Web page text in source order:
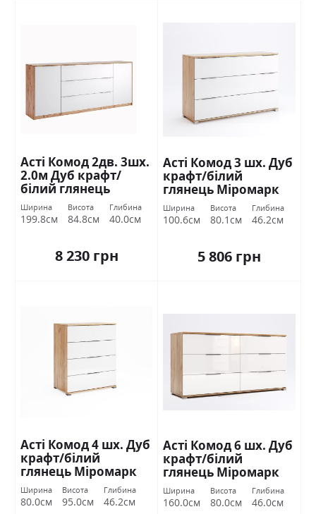
Асті Комод 2дв. 3шх.
2.0м Дуб крафт/
білий глянець
Міромарк
Ширина
199.8см
Висота
84.8см
Глибина
40.0см
8 230 грн
Асті Комод 3 шх. Дуб
крафт/білий
глянець Міромарк
Ширина
100.6см
Висота
80.1см
Глибина
46.2см
5 806 грн
Асті Комод 4 шх. Дуб
крафт/білий
глянець Міромарк
Ширина
80.0см
Висота
95.0см
Глибина
46.2см
Асті Комод 6 шх. Дуб
крафт/білий
глянець Міромарк
Ширина
160.0см
Висота
80.0см
Глибина
46.0см